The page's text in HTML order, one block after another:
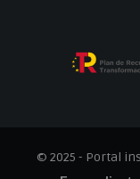
© 2025 - Portal